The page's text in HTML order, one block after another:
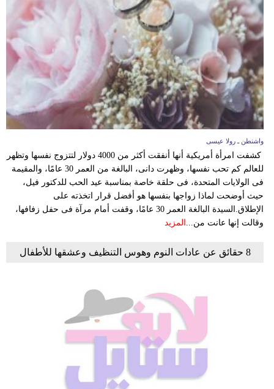
واشنطن ـ رولا عيسى
كشفت امرأة أمريكية أنها أنفقت أكثر من 4000 دولار لتتزوج نفسها وتظهر
للعالم كم تحب نفسها، وظهرت دانى، البالغة من العمر 30 عامًا، والمقيمة
فى الولايات المتحدة، فى حلقة خاصة بمناسبة عيد الحب للدكتور فيل،
حيث أوضحت لماذا زواجها بنفسها هو أفضل قرار اتخذته على
الإطلاق.السيدة البالغة العمر 30 عامًا، وقفت أمام مرآة فى حفل زفافها،
وقالت إنها عانت من... المزيد
8 حقائق عن عادات النوم وهوس التنظيف وعشقها للأطفال